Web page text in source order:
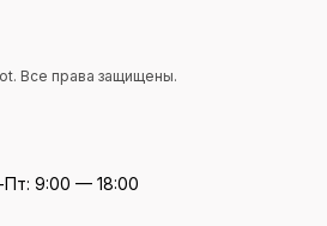
Все права защищены.
9:00 — 18:00